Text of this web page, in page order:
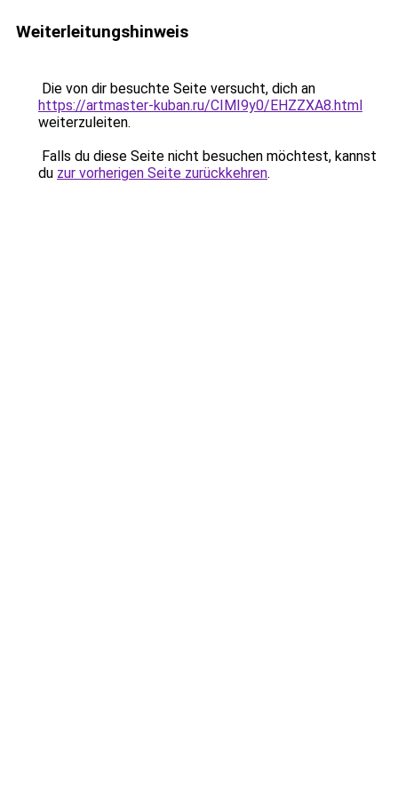
Weiterleitungshinweis
Die von dir besuchte Seite versucht, dich an
https://artmaster-kuban.ru/CIMI9y0/EHZZXA8.html
weiterzuleiten.
Falls du diese Seite nicht besuchen möchtest, kannst
du zur vorherigen Seite zurückkehren.